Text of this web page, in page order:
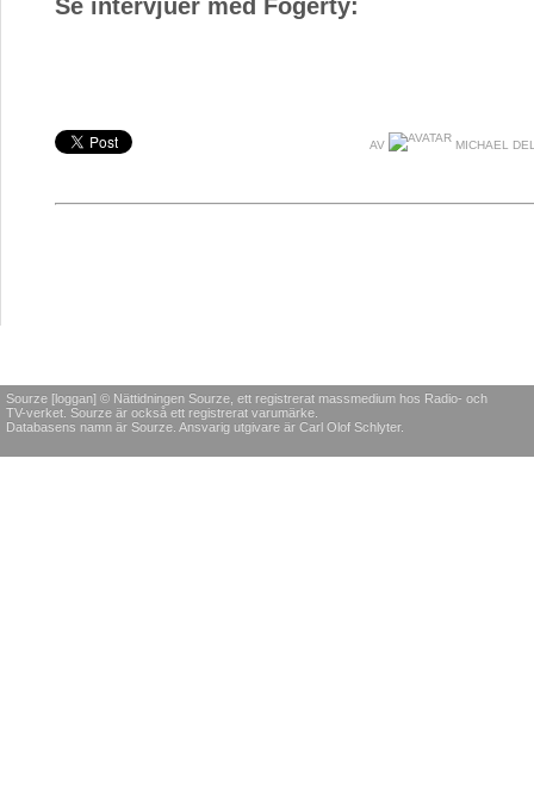
Se intervjuer med Fogerty:
AV MICHAEL
Sourze [loggan] © Nättidningen Sourze, ett registrerat massmedium hos Radio- och
TV-verket. Sourze är också ett registrerat varumärke.
Databasens namn är Sourze. Ansvarig utgivare är Carl Olof Schlyter.